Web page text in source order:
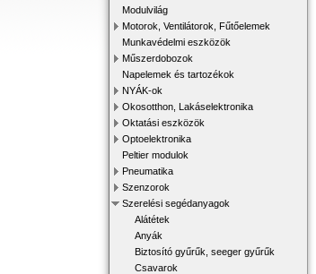
Modulvilág
Motorok, Ventilátorok, Fűtőelemek
Munkavédelmi eszközök
Műszerdobozok
Napelemek és tartozékok
NYÁK-ok
Okosotthon, Lakáselektronika
Oktatási eszközök
Optoelektronika
Peltier modulok
Pneumatika
Szenzorok
Szerelési segédanyagok
Alátétek
Anyák
Biztosító gyűrűk, seeger gyűrűk
Csavarok